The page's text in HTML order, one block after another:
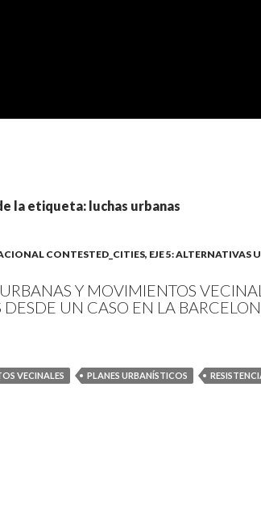
la etiqueta: luchas urbanas
CONTESTED_CITIES, EJE 5: ALTERNATIVAS
Y MOVIMIENTOS
UN CASO EN LA
VECINALES PLANES URBANÍSTICOS